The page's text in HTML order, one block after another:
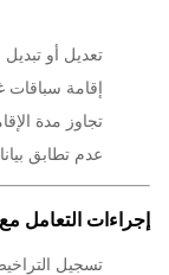
تعديل أو
إقامة
تجاوز مدة
عدم تطابق
إجراءات التعامل
تسجيل